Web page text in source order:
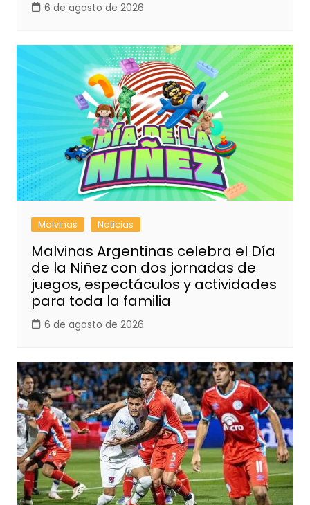
6 de agosto de 2026
Malvinas Noticias
Malvinas Argentinas celebra el Día
de la Niñez con dos jornadas de
juegos, espectáculos y actividades
para toda la familia
6 de agosto de 2026